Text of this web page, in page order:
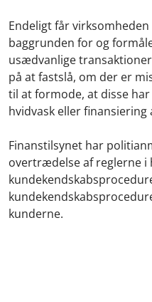
Endeligt får
baggrunden for og
usædvanlige
på at fastslå, om der er
til at formode, at disse
hvidvask eller
Finanstilsynet har
overtrædelse af reglerne i
kunderne.